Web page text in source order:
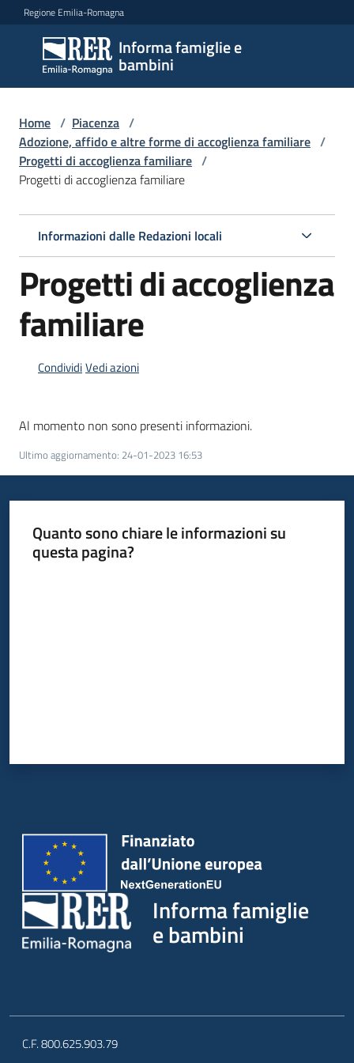
Vai al contenuto
Vai alla navigazione
Vai al footer
Regione Emilia-Romagna
Informa famiglie e
bambini
Informa
famiglie
e
bambini
Argomenti
Servizi
Centri
per
le
locali
Newsletter
Home / Piacenza /
Adozione, affido e altre forme di accoglienza familiare /
Progetti di accoglienza familiare /
Progetti di accoglienza familiare
Informazioni dalle Redazioni locali
Progetti di accoglienza
familiare
CondividiVedi azioni
Al momento non sono presenti informazioni.
Ultimo aggiornamento: 24-01-2023 16:53
Quanto sono chiare le informazioni su
questa pagina?
Informa famiglie
e bambini
C.F. 800.625.903.79